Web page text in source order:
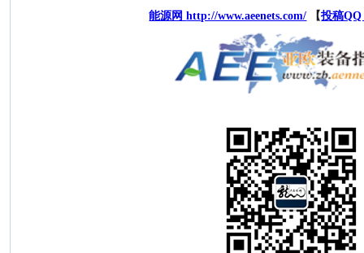
能源网http://www.aeenets.com/ 【投稿QQ